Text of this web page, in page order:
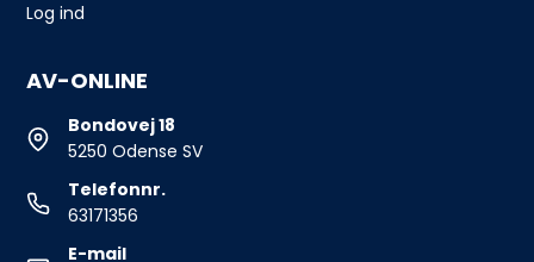
Log ind
AV-ONLINE
Bondovej 18
5250 Odense SV
Telefonnr.
63171356
E-mail